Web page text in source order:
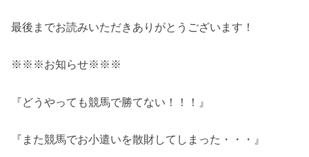
最後までお読みいただきありがとうございます！
※※※お知らせ※※※
『どうやっても競馬で勝てない！！！』
『また競馬でお小遣いを散財してしまった・・・』